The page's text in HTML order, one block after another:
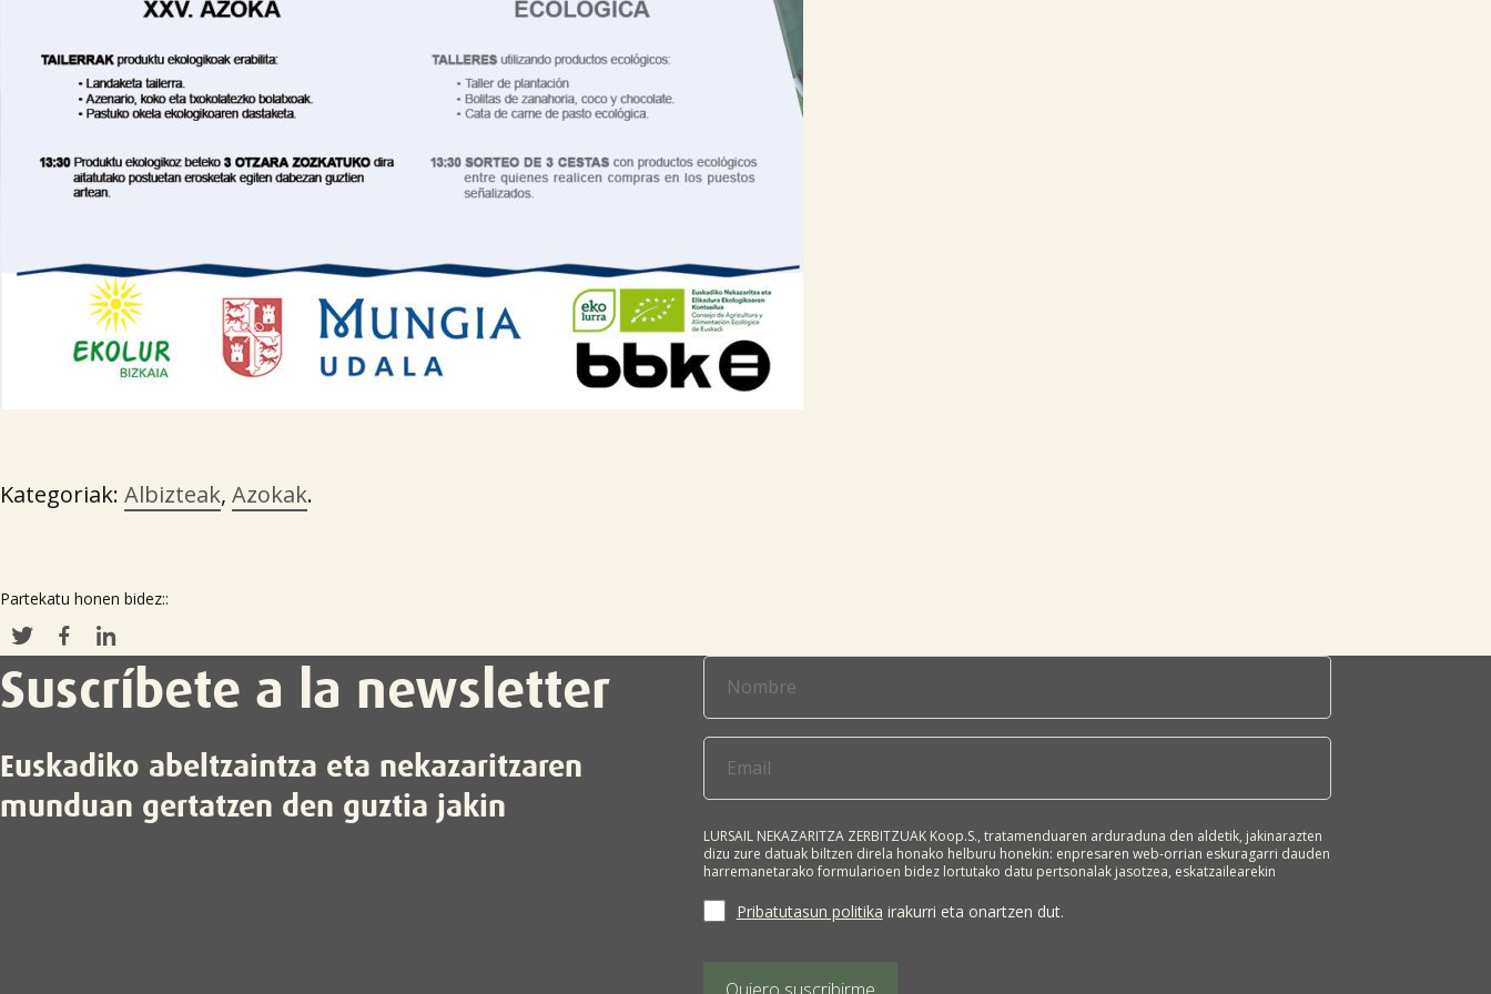
Kategoriak: Albizteak, Azokak.
Partekatu honen bidez::
Suscríbete a la newsletter
Euskadiko abeltzaintza eta nekazaritzaren
munduan gertatzen den guztia jakin
LURSAIL NEKAZARITZA ZERBITZUAK Koop.S., tratamenduaren arduraduna den aldetik, jakinarazten
dizu zure datuak biltzen direla honako helburu honekin: enpresaren web-orrian eskuragarri dauden
harremanetarako formularioen bidez lortutako datu pertsonalak jasotzea, eskatzailearekin
Interesdunaren adostasuna da tratamendurako oinarri juridikoa. Zure datuak ez zaizkie
hirugarrenei lagako, legeak hala agintzen ez badu. Edozein pertsonak du bere datu pertsonalak
Pribatutasun politika irakurri eta onartzen dut.
Quiero suscribirme